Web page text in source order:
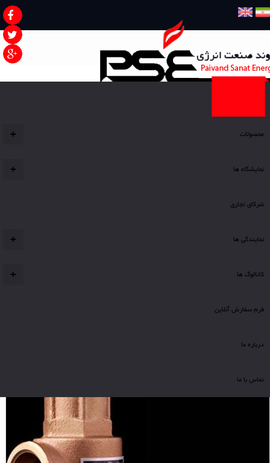
+ محصولات
+ نمایشگاه ها
شرکای تجاری
+ نمایندگی ها
+ کاتالوگ ها
فرم سفارش آنلاین
درباره ما
تماس با ما
شیرآلات اطمینان (S.S/HISEC)